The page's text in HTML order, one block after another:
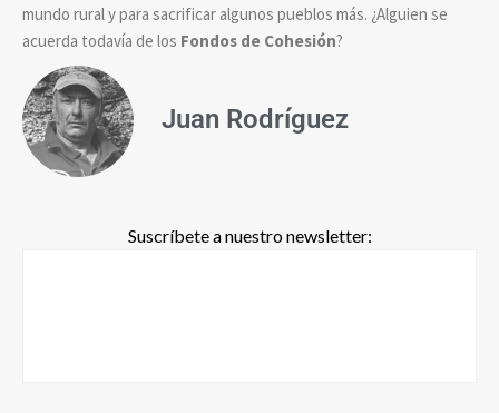
mundo rural y para sacrificar algunos pueblos más. ¿Alguien se
acuerda todavía de los Fondos de Cohesión?
Juan Rodríguez
Suscríbete a nuestro newsletter: